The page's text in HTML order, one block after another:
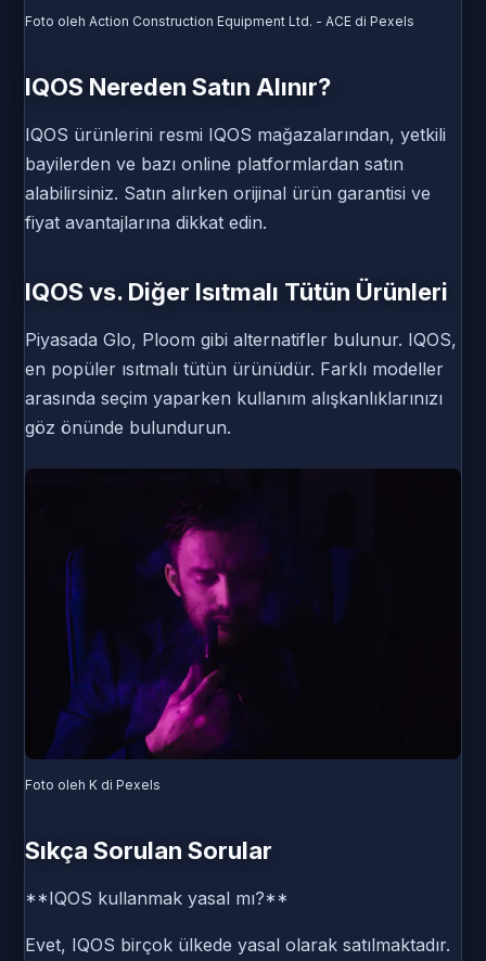
Foto oleh Action Construction Equipment Ltd. - ACE di Pexels
IQOS Nereden Satın Alınır?
IQOS ürünlerini resmi IQOS mağazalarından, yetkili
bayilerden ve bazı online platformlardan satın
alabilirsiniz. Satın alırken orijinal ürün garantisi ve
fiyat avantajlarına dikkat edin.
IQOS vs. Diğer Isıtmalı Tütün Ürünleri
Piyasada Glo, Ploom gibi alternatifler bulunur. IQOS,
en popüler ısıtmalı tütün ürünüdür. Farklı modeller
arasında seçim yaparken kullanım alışkanlıklarınızı
göz önünde bulundurun.
Foto oleh K di Pexels
Sıkça Sorulan Sorular
**IQOS kullanmak yasal mı?**
Evet, IQOS birçok ülkede yasal olarak satılmaktadır.